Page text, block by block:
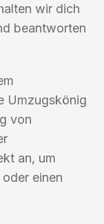
wir dich
beantworten
Umzugskönig
von
an, um
einen